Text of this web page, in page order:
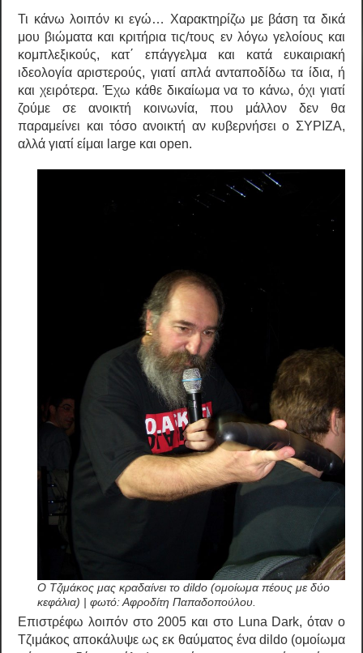
Τι κάνω λοιπόν κι εγώ… Χαρακτηρίζω με βάση τα δικά
μου βιώματα και κριτήρια τις/τους εν λόγω γελοίους και
κομπλεξικούς, κατ΄ επάγγελμα και κατά ευκαιριακή
ιδεολογία αριστερούς, γιατί απλά ανταποδίδω τα ίδια, ή
και χειρότερα. Έχω κάθε δικαίωμα να το κάνω, όχι γιατί
ζούμε σε ανοικτή κοινωνία, που μάλλον δεν θα
παραμείνει και τόσο ανοικτή αν κυβερνήσει ο ΣΥΡΙΖΑ,
αλλά γιατί είμαι large και open.
Ο Τζιμάκος μας κραδαίνει το dildo (ομοίωμα πέους με δύο
κεφάλια) | φωτό: Αφροδίτη Παπαδοπούλου.
Επιστρέφω λοιπόν στο 2005 και στο Luna Dark, όταν ο
Τζιμάκος αποκάλυψε ως εκ θαύματος ένα dildo (ομοίωμα